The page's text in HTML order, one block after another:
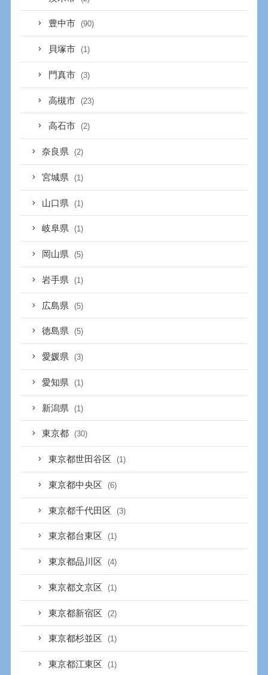
豊中市 (90)
貝塚市 (1)
門真市 (3)
高槻市 (23)
高石市 (2)
奈良県 (2)
宮城県 (1)
山口県 (1)
岐阜県 (1)
岡山県 (5)
岩手県 (1)
広島県 (5)
徳島県 (5)
愛媛県 (3)
愛知県 (1)
新潟県 (1)
東京都 (30)
東京都世田谷区 (1)
東京都中央区 (6)
東京都千代田区 (3)
東京都台東区 (1)
東京都品川区 (4)
東京都文京区 (1)
東京都新宿区 (2)
東京都杉並区 (1)
東京都江東区 (1)